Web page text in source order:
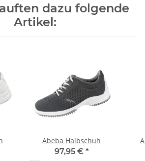
dazu folgende
Artikel:
Abeba Halbschuh
97,95 € *